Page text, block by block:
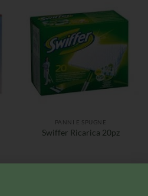
PANNI E SPUGNE
Swiffer Ricarica 20pz